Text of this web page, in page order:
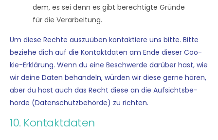
dem, es sei denn es gibt berech­tig­te Grün­de
für die Verarbeitung.
Um die­se Rech­te aus­zu­üben kon­tak­tie­re uns bit­te. Bit­te
bezie­he dich auf die Kon­takt­da­ten am Ende die­ser Coo­
kie-Erklä­rung. Wenn du eine Beschwer­de dar­über hast, wie
wir dei­ne Daten behan­deln, wür­den wir die­se ger­ne hören,
aber du hast auch das Recht die­se an die Auf­sichts­be­
hör­de (Daten­schutz­be­hör­de) zu richten.
10. Kontaktdaten